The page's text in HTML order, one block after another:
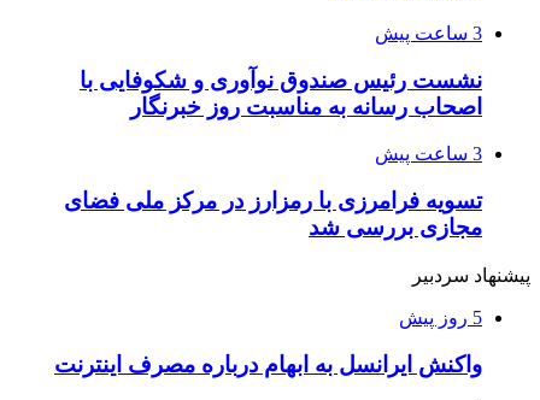
3 ساعت پیش
نشست رئیس صندوق نوآوری و شکوفایی با
اصحاب رسانه به مناسبت روز خبرنگار
3 ساعت پیش
تسویه فرامرزی با رمزارز در مرکز ملی فضای
مجازی بررسی شد
پیشنهاد سردبیر
5 روز پیش
واکنش ایرانسل به ابهام درباره مصرف اینترنت